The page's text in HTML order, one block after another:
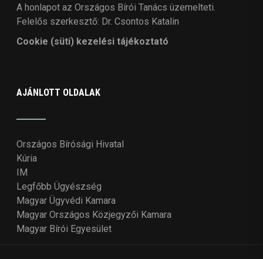
A honlapot az Országos Bírói Tanács üzemelteti.
Felelős szerkesztő: Dr. Csontos Katalin
Cookie (süti) kezelési tájékoztató
AJÁNLOTT OLDALAK
Országos Bírósági Hivatal
Kúria
IM
Legfőbb Ügyészség
Magyar Ügyvédi Kamara
Magyar Országos Közjegyzői Kamara
Magyar Bírói Egyesület